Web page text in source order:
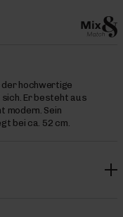
der hochwertige
Er besteht aus
modern. Sein
bei ca. 52 cm.